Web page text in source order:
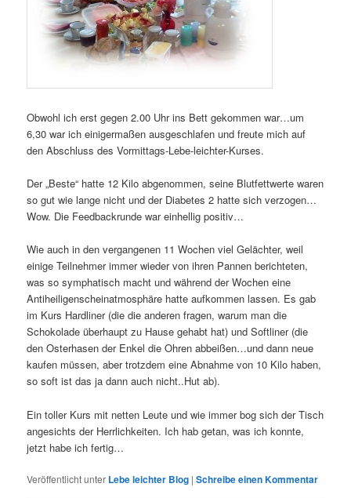
Obwohl ich erst gegen 2.00 Uhr ins Bett gekommen war…um
6,30 war ich einigermaßen ausgeschlafen und freute mich auf
den Abschluss des Vormittags-Lebe-leichter-Kurses.
Der „Beste“ hatte 12 Kilo abgenommen, seine Blutfettwerte waren
so gut wie lange nicht und der Diabetes 2 hatte sich verzogen…
Wow. Die Feedbackrunde war einhellig positiv…
Wie auch in den vergangenen 11 Wochen viel Gelächter, weil
einige Teilnehmer immer wieder von ihren Pannen berichteten,
was so symphatisch macht und während der Wochen eine
Antiheiligenscheinatmosphäre hatte aufkommen lassen. Es gab
im Kurs Hardliner (die die anderen fragen, warum man die
Schokolade überhaupt zu Hause gehabt hat) und Softliner (die
den Osterhasen der Enkel die Ohren abbeißen…und dann neue
kaufen müssen, aber trotzdem eine Abnahme von 10 Kilo haben,
so soft ist das ja dann auch nicht..Hut ab).
Ein toller Kurs mit netten Leute und wie immer bog sich der Tisch
angesichts der Herrlichkeiten. Ich hab getan, was ich konnte,
jetzt habe ich fertig…
Veröffentlicht unter Lebe leichter Blog |Schreibe einen Kommentar